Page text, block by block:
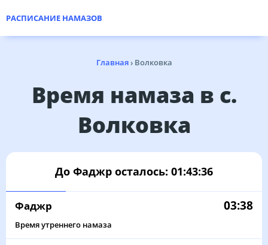
РАСПИСАНИЕ НАМАЗОВ
Главная› Волковка
Время намаза в с.
Волковка
До Фаджр осталось: 01:43:36
Фаджр 03:38
Время утреннего намаза